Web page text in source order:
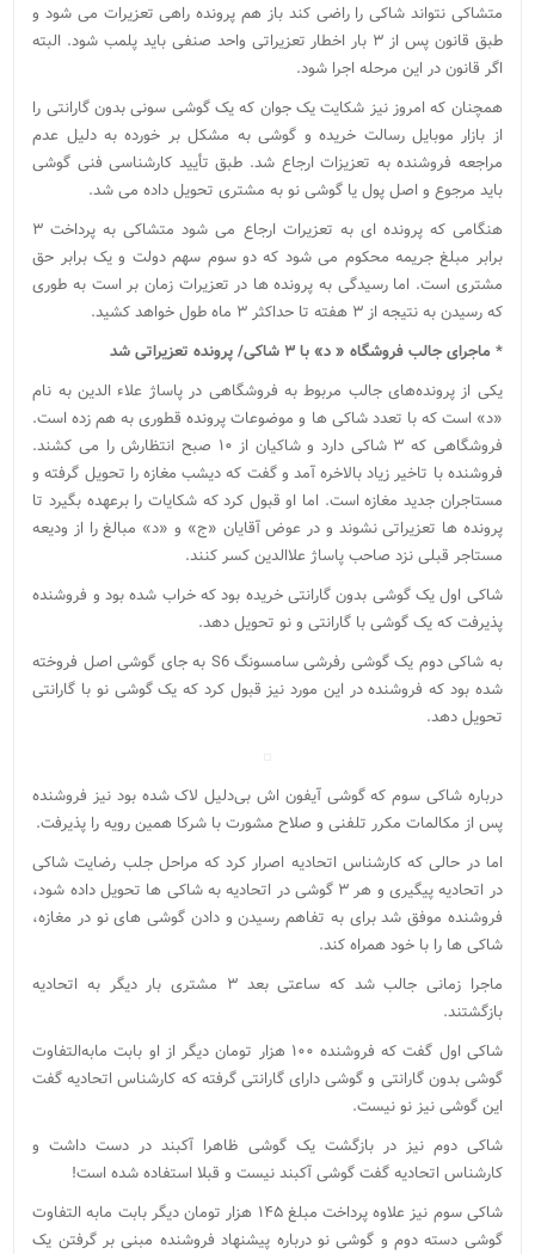
متشاکی نتواند شاکی را راضی کند باز هم پرونده راهی تعزیرات می شود و
طبق قانون پس از ۳ بار اخطار تعزیراتی واحد صنفی باید پلمب شود. البته
اگر قانون در این مرحله اجرا شود.
همچنان که امروز نیز شکایت یک جوان که یک گوشی سونی بدون گارانتی را
از بازار موبایل رسالت خریده و گوشی به مشکل بر خورده به دلیل عدم
مراجعه فروشنده به تعزیزات ارجاع شد. طبق تأیید کارشناسی فنی گوشی
باید مرجوع و اصل پول یا گوشی نو به مشتری تحویل داده می شد.
هنگامی که پرونده ای به تعزیرات ارجاع می شود متشاکی به پرداخت ۳
برابر مبلغ جریمه محکوم می شود که دو سوم سهم دولت و یک برابر حق
مشتری است. اما رسیدگی به پرونده ها در تعزیرات زمان بر است به طوری
که رسیدن به نتیجه از ۳ هفته تا حداکثر ۳ ماه طول خواهد کشید.
* ماجرای جالب فروشگاه ‌« د» با ۳ شاکی/ پرونده تعزیراتی شد
یکی از پرونده‌‌های جالب مربوط به فروشگاهی در پاساژ علاء الدین به نام
«د» است که با تعدد شاکی ها و موضوعات پرونده قطوری به هم زده است.
فروشگاهی که ۳ شاکی دارد و شاکیان از ۱۰ صبح انتظارش را می کشند.
فروشنده با تاخیر زیاد بالاخره آمد و گفت که دیشب مغازه را تحویل گرفته و
مستاجران جدید مغازه است. اما او قبول کرد که شکایات را برعهده بگیرد تا
پرونده ها تعزیراتی نشوند و در عوض آقایان «ج» و «د» مبالغ را از ودیعه
مستاجر قبلی نزد صاحب پاساژ علاالدین کسر کنند.
شاکی اول یک گوشی بدون گارانتی خریده بود که خراب شده بود و فروشنده
پذیرفت که یک گوشی با گارانتی و نو تحویل دهد.
به شاکی دوم یک گوشی رفرشی سامسونگ S6 به جای گوشی اصل فروخته
شده بود که فروشنده در این مورد نیز قبول کرد که یک گوشی نو با گارانتی
تحویل دهد.
درباره شاکی سوم که گوشی آیفون اش بی‌دلیل لاک شده بود نیز فروشنده
پس از مکالمات مکرر تلفنی و صلاح مشورت با شرکا همین رویه را پذیرفت.
اما در حالی که کارشناس اتحادیه اصرار کرد که مراحل جلب رضایت شاکی
در اتحادیه پیگیری و هر ۳ گوشی در اتحادیه به شاکی ها تحویل داده شود،
فروشنده موفق شد برای به تفاهم رسیدن و دادن گوشی های نو در مغازه،
شاکی ها را با خود همراه کند.
ماجرا زمانی جالب شد که ساعتی بعد ۳ مشتری بار دیگر به اتحادیه
بازگشتند.
شاکی اول گفت که فروشنده ۱۰۰ هزار تومان دیگر از او بابت مابه‌التفاوت
گوشی بدون گارانتی و گوشی دارای گارانتی گرفته که کارشناس اتحادیه گفت
این گوشی نیز نو نیست.
شاکی دوم نیز در بازگشت یک گوشی ظاهرا آکبند در دست داشت و
کارشناس اتحادیه گفت گوشی آکبند نیست و قبلا استفاده شده است!
شاکی سوم نیز علاوه پرداخت مبلغ ۱۴۵ هزار تومان دیگر بابت مابه التفاوت
گوشی دسته دوم و گوشی نو درباره پیشنهاد فروشنده مبنی بر گرفتن یک